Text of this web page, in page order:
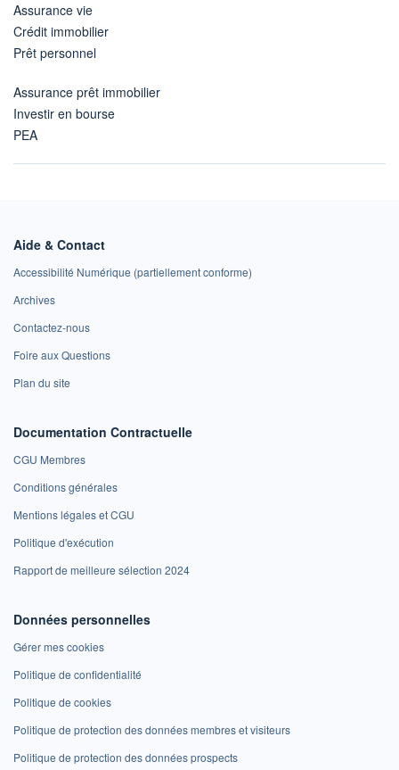
Assurance vie
Crédit immobilier
Prêt personnel
Assurance prêt immobilier
Investir en bourse
PEA
Aide & Contact
Accessibilité Numérique (partiellement conforme)
Archives
Contactez-nous
Foire aux Questions
Plan du site
Documentation Contractuelle
CGU Membres
Conditions générales
Mentions légales et CGU
Politique d'exécution
Rapport de meilleure sélection 2024
Données personnelles
Gérer mes cookies
Politique de confidentialité
Politique de cookies
Politique de protection des données membres et visiteurs
Politique de protection des données prospects